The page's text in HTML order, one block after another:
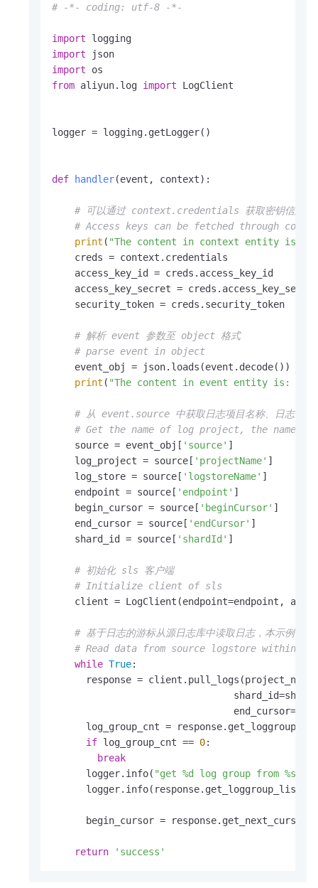
# -*- coding: utf-8 -*-
import
import
import
from aliyun.log import LogClient
logger = logging.getLogger()
def handler(event, context):
# 可以通过 context.credentials 获取密钥信息
# Access keys can be fetched through
print ( "The content in context entity is: "
    creds = context.credentials
    access_key_id = creds.access_key_id
    access_key_secret = creds.access_key_secret
    security_token = creds.security_token
# 解析 event 参数至 object 格式
# parse event in object
    event_obj = json.loads(event.decode())
print ( "The content in event entity is: "
# 从 event.source 中获取日志项目名称、日志仓库
# Get the name of log project, the name
    source = event_obj[
'source' ]
    log_project = source[
'projectName' ]
    log_store = source[
'logstoreName' ]
    endpoint = source[
'endpoint' ]
    begin_cursor = source[
'beginCursor' ]
    end_cursor = source[
'endCursor' ]
    shard_id = source[
'shardId' ]
# 初始化 sls 客户端
# Initialize client of sls
client = LogClient(endpoint=endpoint,
# 基于日志的游标从源日志库中读取日志，本示例中
# Read data from source logstore within
while True:
response =
log_group_cnt =
if log_group_cnt == 0:
break
      logger.info(
"get %d log group from %s"
      logger.info(response.get_loggroup_list())
      begin_cursor = response.get_next_cursor()
return 'success'